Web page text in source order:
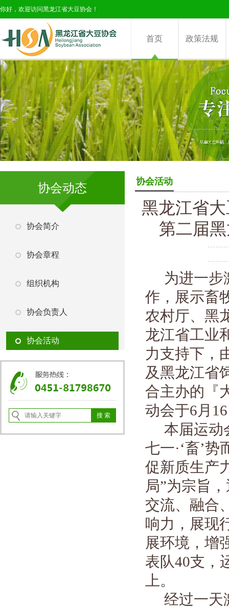
你好，欢迎访问黑龙江省大豆协会！
首页 政策法规
协会动态
协会简介
协会章程
组织机构
协会负责人
协会活动
协会活动
黑龙江省
第二届
为进一步
作，展示畜
农村厅、黑
龙江省工业
力支持下，
及黑龙江省
合主办的『
动会于6月 16
本届运动
七一·‘畜’势
促新质生产
局”为宗旨
交流、融合
响力，展现
展环境，增
表队40支，
上。
经过一天